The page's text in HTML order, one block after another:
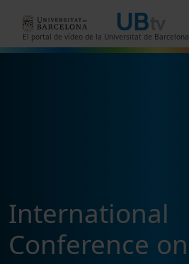
El portal de vídeo de la Universitat de Barcelona
International
Conference on